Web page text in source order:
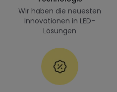
Wir haben die neuesten
Innovationen in LED-
Lösungen